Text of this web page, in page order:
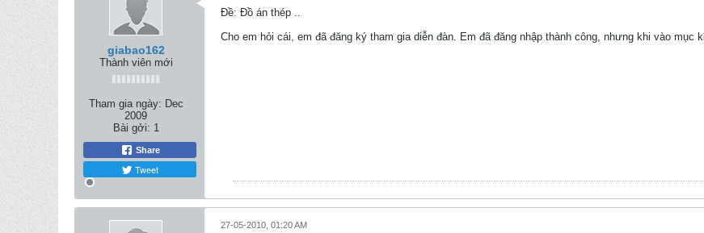
giabao162
Thành viên mới
Tham gia ngày: Dec
2009
Bài gởi: 1
Share
Tweet
Ðề: Đồ án thép ..
Cho em hỏi cái, em đã đăng ký tham gia diễn đàn. Em đã đăng nhập thành công, nhưng khi vào mục
27-05-2010, 01:20 AM